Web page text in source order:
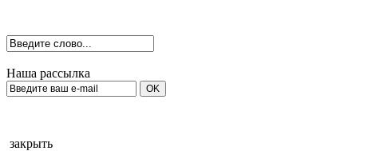
Наша рассылка
закрыть